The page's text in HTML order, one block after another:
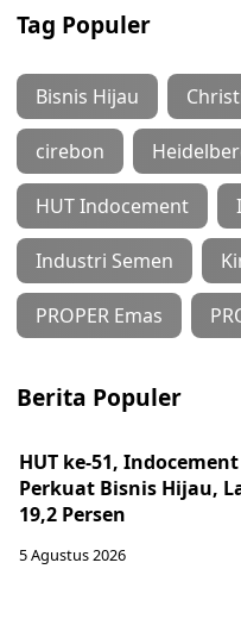
Tag Populer
Bisnis Hijau
cirebon
HUT Indocement
Industri Semen
PROPER Emas
Berita Populer
HUT ke-51,
Perkuat Bisnis Hijau,
19,2 Persen
5 Agustus 2026